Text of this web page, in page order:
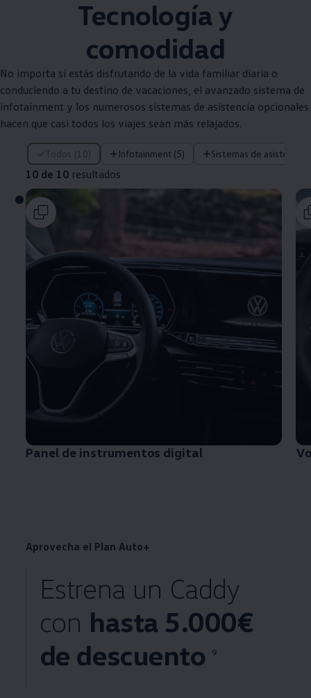
Tecnología y
comodidad
No importa si estás disfrutando de la vida familiar diaria o
conduciendo a tu destino de vacaciones, el avanzado sistema de
infotainment y los numerosos sistemas de asistencia opcionales
hacen que casi todos los viajes sean más relajados.
Todos (10) Infotainment (5) Sistemas de asistencia
10 de 10 resultados
10 de 10 resultados
Panel de instrumentos digital
Aprovecha el Plan Auto+
Estrena un Caddy
con hasta 5.000€
de descuento
9